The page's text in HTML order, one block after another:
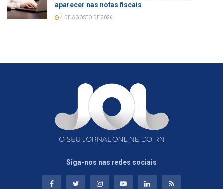
aparecer nas notas fiscais
4 DE AGOSTO DE 2026
Siga-nos nas redes sociais